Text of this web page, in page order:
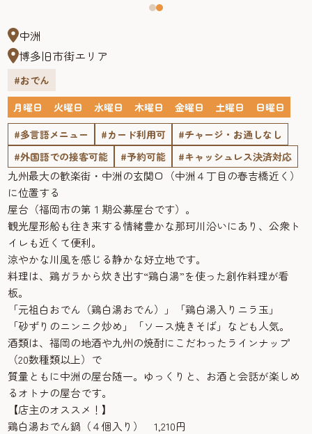
中洲
博多旧市街エリア
#おでん
月曜日
火曜日 水曜日 木曜日 金曜日 土曜日
日曜日
#多言語メニュー
#カード利用可
#チャージ・お通しなし
#外国語での接客可能
#予約可能 #キャッシュレス決済対応
九州最大の歓楽街・中洲の玄関口（中洲４丁目の春吉橋近く）
に位置する
屋台（福岡市の第１期公募屋台です）。
観光屋形船も往き来する情緒豊かな那珂川沿いにあり、公衆ト
イレも近くて便利。
涼やかな川風を感じる静かな好立地です。
料理は、鶏ガラから炊き出す“鶏白湯”を使った創作料理が看
板。
「元祖白おでん（鶏白湯おでん）」「鶏白湯入りニラ玉」
「砂ずりのニンニク炒め」「ソース焼きそば」なども人気。
酒類は、福岡の地酒や九州の焼酎にこだわったラインナップ
（20数種類以上）で
質量ともに中洲の屋台随一。ゆっくりと、お酒と会話が楽しめ
るオトナの屋台です。
【店主のオススメ！】
鶏白湯おでん鍋（４個入り） 1,210円